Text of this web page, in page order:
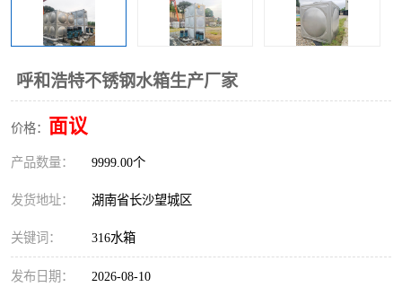
呼和浩特不锈钢水箱生产厂家
价格： 面议
产品数量： 9999.00个
发货地址： 湖南省长沙望城区
关键词： 316水箱
发布日期： 2026-08-10